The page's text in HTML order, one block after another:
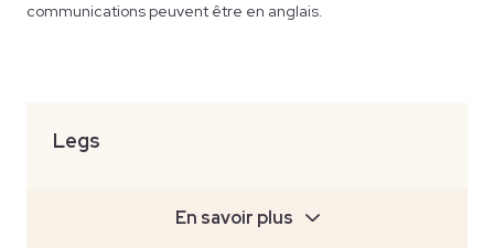
communications peuvent être en anglais.
Legs
En savoir plus